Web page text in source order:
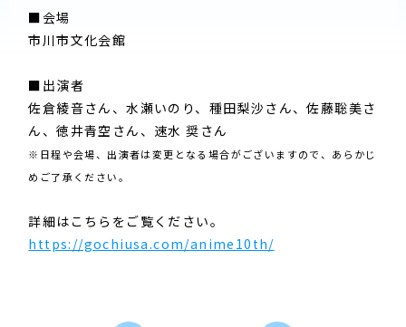
■会場
市川市文化会館
■出演者
佐倉綾音さん、水瀬いのり、種田梨沙さん、佐藤聡美さ
ん、徳井青空さん、速水 奨さん
※日程や会場、出演者は変更となる場合がございますので、あらかじ
めご了承ください。
詳細はこちらをご覧ください。
https://gochiusa.com/anime10th/